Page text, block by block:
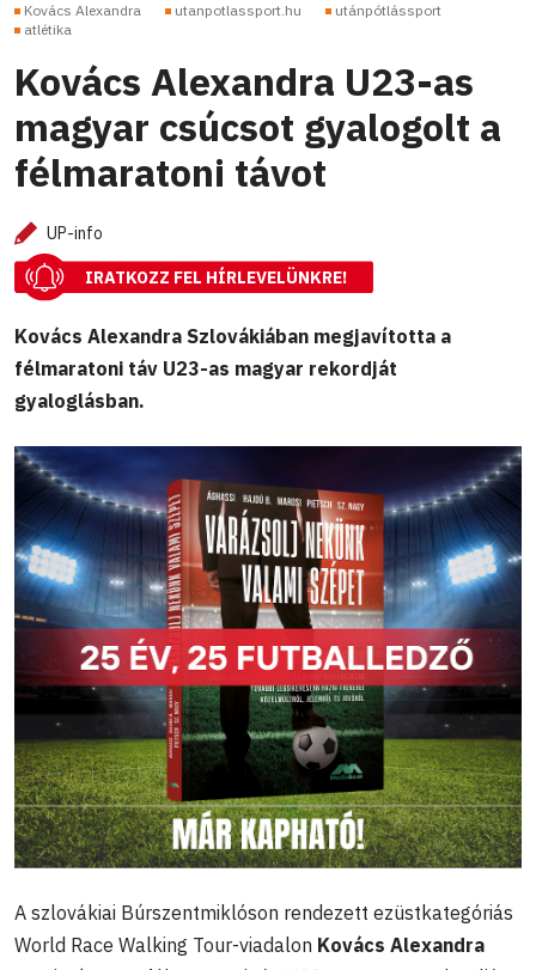
Kovács Alexandra utanpotlassport.hu
utánpótlássport
atlétika
Kovács Alexandra U23-as
magyar csúcsot gyalogolt a
félmaratoni távot
UP-info
IRATKOZZ FEL HÍRLEVELÜNKRE!
Kovács Alexandra Szlovákiában megjavította a
félmaratoni táv U23-as magyar rekordját
gyaloglásban.
A szlovákiai Búrszentmiklóson rendezett ezüstkategóriás
World Race Walking Tour-viadalon Kovács Alexandra